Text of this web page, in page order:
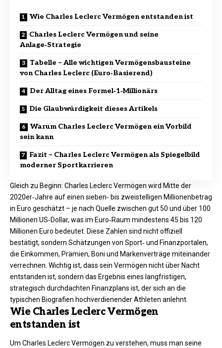
Wie Charles Leclerc Vermögen entstanden ist
Charles Leclerc Vermögen und seine
Anlage‑Strategie
Tabelle – Alle wichtigen Vermögensbausteine
von Charles Leclerc (Euro‑Basierend)
Der Alltag eines Formel‑1‑Millionärs
Die Glaubwürdigkeit dieses Artikels
Warum Charles Leclerc Vermögen ein Vorbild
sein kann
Fazit – Charles Leclerc Vermögen als Spiegelbild
moderner Sportkarrieren
Gleich zu Beginn: Charles Leclerc Vermögen wird Mitte der
2020er‑Jahre auf einen sieben‑ bis zweistelligen Millionenbetrag
in Euro geschätzt – je nach Quelle zwischen gut 50 und über 100
Millionen US‑Dollar, was im Euro‑Raum mindestens 45 bis 120
Millionen Euro bedeutet. Diese Zahlen sind nicht offiziell
bestätigt, sondern Schätzungen von Sport‑ und Finanzportalen,
die Einkommen, Prämien, Boni und Markenverträge miteinander
verrechnen. Wichtig ist, dass sein Vermögen nicht über Nacht
entstanden ist, sondern das Ergebnis eines langfristigen,
strategisch durchdachten Finanzplans ist, der sich an die
typischen Biografien hochverdienender Athleten anlehnt.
Wie Charles Leclerc Vermögen
entstanden ist
Um Charles Leclerc Vermögen zu verstehen, muss man seine